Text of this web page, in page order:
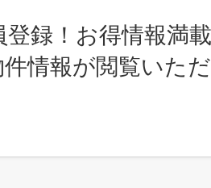
録！お得情報満載
情報が閲覧いただ